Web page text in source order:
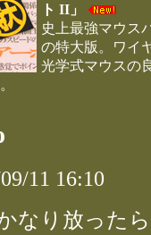
ト II」
史上最強マウス
の特大版。ワイ
光学式マウスの
11 16:10
なり放った